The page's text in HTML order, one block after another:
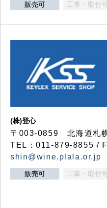
販売可 工事・取付
(株)登心
〒003-0859 北海道札
TEL：011-879-8855 /
shin@wine.plala.or.jp
販売可 工事・取付